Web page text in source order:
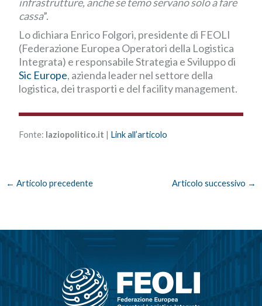
cassa”.
Lo dichiara Enrico Folgori, presidente di FEOLI
(Federazione Europea Operatori della Logistica
Integrata) e responsabile Strategia e Sviluppo di
Sic Europe, azienda leader nel settore della
logistica, dei trasporti e del facility management.
Fonte: laziopolitico.it | Link all’articolo
← Articolo precedente Articolo successivo →